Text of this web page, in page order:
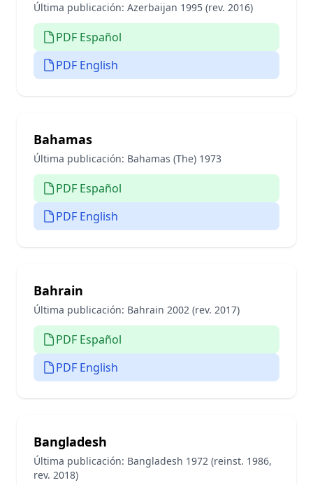
Última publicación: Azerbaijan 1995 (rev. 2016)
PDF Español
PDF English
Bahamas
Última publicación: Bahamas (The) 1973
PDF Español
PDF English
Bahrain
Última publicación: Bahrain 2002 (rev. 2017)
PDF Español
PDF English
Bangladesh
Última publicación: Bangladesh 1972 (reinst. 1986,
rev. 2018)